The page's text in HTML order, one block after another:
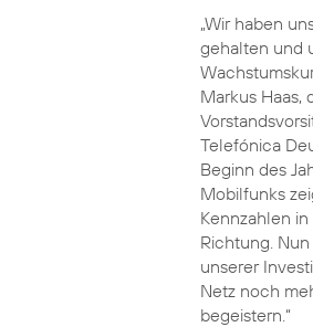
„Wir haben
gehalten und
Markus Haas,
Telefónica
Beginn des
Mobilfunks
Kennzahlen
Richtung.
unserer
Netz noch
begeistern.“